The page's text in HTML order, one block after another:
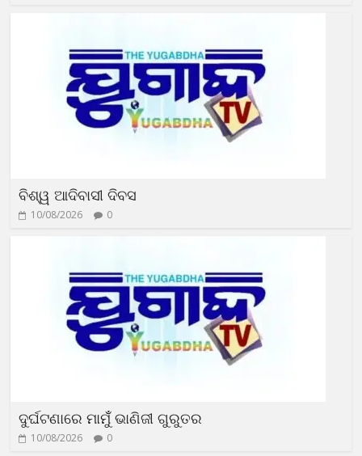
ବିଶ୍ୱ ଆଦିବାସୀ ଦିବସ
10/08/2026 0
ଦୁର୍ଘଟଣାରେ ମାମୁଁଁ ଭାଣିଜୀ ଗୁରୁତର
10/08/2026 0